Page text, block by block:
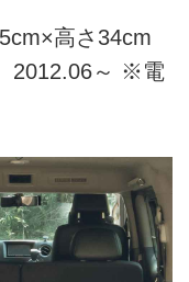
高さ34cm
2012.06～ ※電